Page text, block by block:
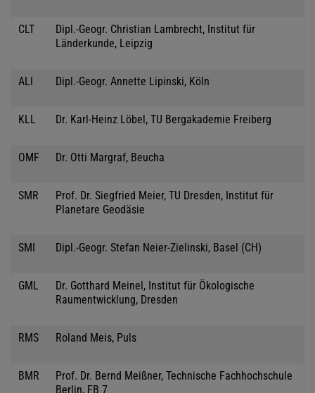
CLT
Dipl.-Geogr. Christian Lambrecht, Institut für
Länderkunde, Leipzig
ALI Dipl.-Geogr. Annette Lipinski, Köln
KLL Dr. Karl-Heinz Löbel, TU Bergakademie Freiberg
OMF Dr. Otti Margraf, Beucha
SMR
Prof. Dr. Siegfried Meier, TU Dresden, Institut für
Planetare Geodäsie
SMI Dipl.-Geogr. Stefan Neier-Zielinski, Basel (CH)
GML
Dr. Gotthard Meinel, Institut für Ökologische
Raumentwicklung, Dresden
RMS Roland Meis, Puls
BMR
Prof. Dr. Bernd Meißner, Technische Fachhochschule
Berlin, FB 7